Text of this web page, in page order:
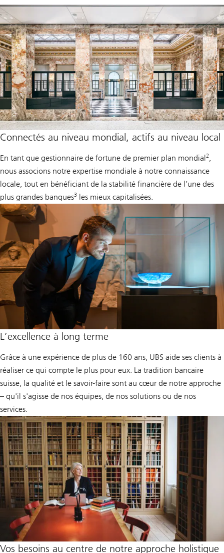
Connectés au niveau mondial, actifs au niveau local
En tant que gestionnaire de fortune de premier plan mondial 2,
nous associons notre expertise mondiale à notre connaissance
locale, tout en bénéficiant de la stabilité financière de l’une des
plus grandes banques3 les mieux capitalisées.
L’excellence à long terme
Grâce à une expérience de plus de 160 ans, UBS aide ses clients à
réaliser ce qui compte le plus pour eux. La tradition bancaire
suisse, la qualité et le savoir-faire sont au cœur de notre approche
– qu'il s'agisse de nos équipes, de nos solutions ou de nos
services.
Vos besoins au centre de notre approche holistique